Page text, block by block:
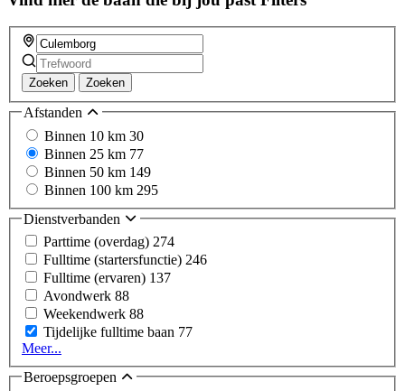
Zoeken Zoeken
Afstanden
Binnen 10 km 30
Binnen 25 km 77
Binnen 50 km 149
Binnen 100 km 295
Dienstverbanden
Parttime (overdag) 274
Fulltime (startersfunctie) 246
Fulltime (ervaren) 137
Avondwerk 88
Weekendwerk 88
Tijdelijke fulltime baan 77
Meer...
Beroepsgroepen